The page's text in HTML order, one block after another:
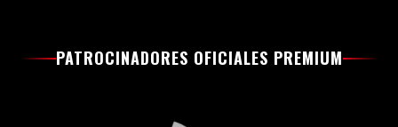
PATROCINADORES OFICIALES PREMIUM